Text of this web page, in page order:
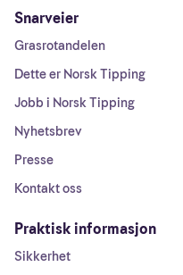
Snarveier
Grasrotandelen
Dette er Norsk Tipping
Jobb i Norsk Tipping
Nyhetsbrev
Presse
Kontakt oss
Praktisk informasjon
Sikkerhet